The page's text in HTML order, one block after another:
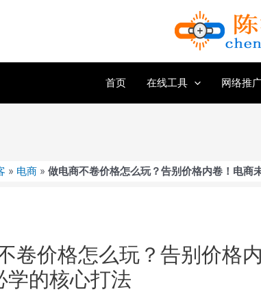
首页
在线工具 网络推
» 电商 » 做电商不卷价格怎么玩？告别价格内卷！电商
卷价格怎么玩？告别价格
学的核心打法